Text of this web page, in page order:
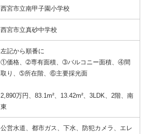
西宮市立南甲子園小学校
西宮市立真砂中学校
左記から順番に
①価格、➁専有面積、➂バルコニー面積、④間
取り、➄所在階、⑥主要採光面
2,890万円、83.1m²、13.42m²、3LDK、2階、南
東
公営水道、都市ガス、下水、防犯カメラ、エレ